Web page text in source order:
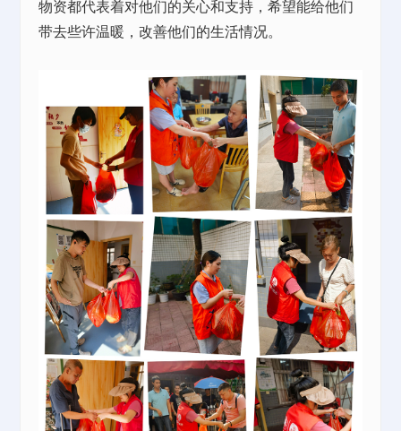
物资都代表着对他们的关心和支持，希望能给他们
带去些许温暖，改善他们的生活情况。